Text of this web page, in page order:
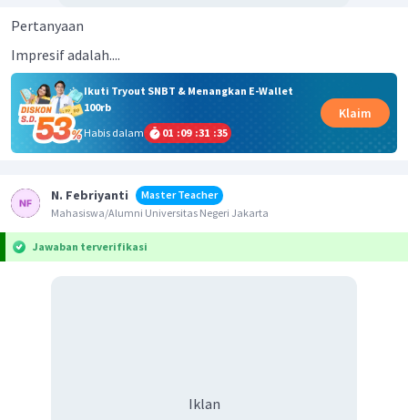
Pertanyaan
Impresif adalah....
Ikuti Tryout SNBT & Menangkan E-Wallet
100rb
Habis dalam
01 :09 :31 :34
Klaim
N. Febriyanti
Master Teacher
Mahasiswa/Alumni Universitas Negeri Jakarta
Jawaban terverifikasi
Iklan